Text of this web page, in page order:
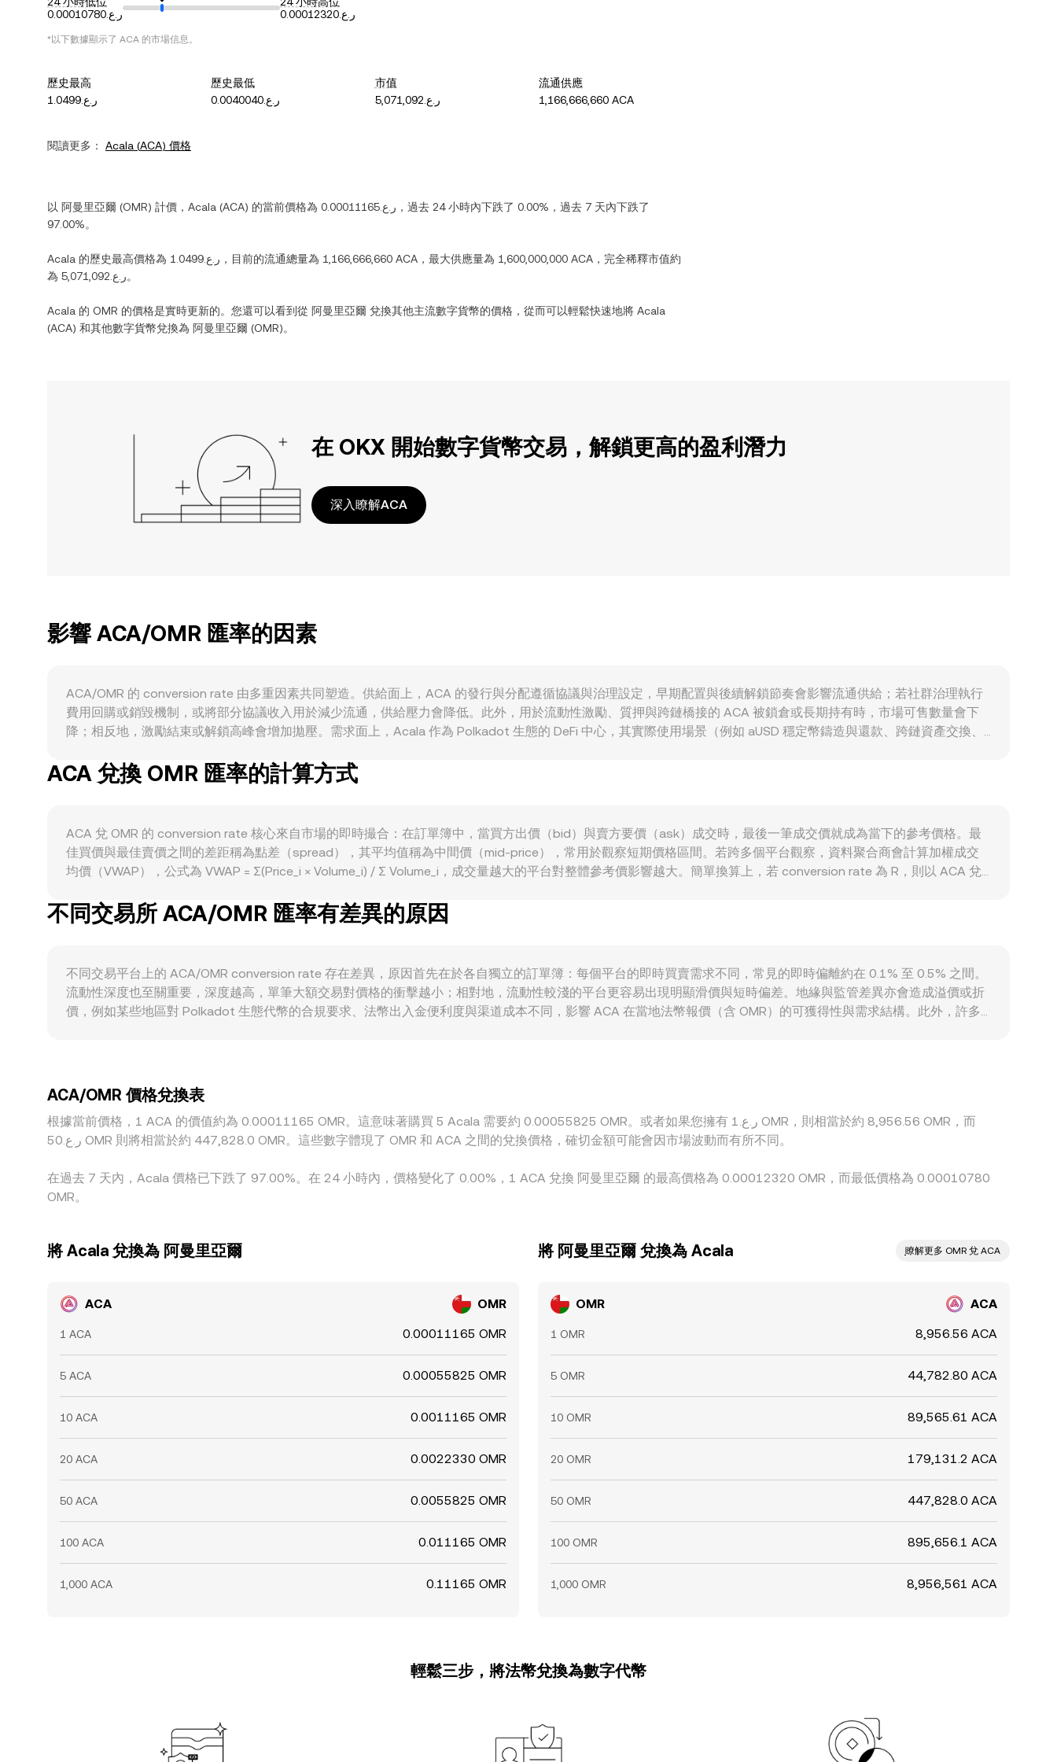
ر.ع.0.00010780
ر.ع.0.00012320
*以下數據顯示了 ACA 的市場信息。
歷史最高
ر.ع.1.0499
歷史最低
ر.ع.0.0040040
市值
ر.ع.5,071,092
流通供應
1,166,666,660 ACA
閱讀更多： Acala (ACA) 價格
以 阿曼里亞爾 (OMR) 計價， Acala (ACA) 的當前價格為 ر.ع.0.00011165 ，過去 24 小時內下跌了 0.00% ，過去 7 天內下跌了
97.00%。
Acala 的歷史最高價格為 ر.ع.1.0499 ，目前的流通總量為 1,166,666,660 ACA ，最大供應量為 1,600,000,000 ACA ，完全稀釋市值約
為
ر.ع.5,071,092。
Acala 的 OMR 的價格是實時更新的。您還可以看到從 阿曼里亞爾 兌換其他主流數字貨幣的價格，從而可以輕鬆快速地將 Acala
(ACA) 和其他數字貨幣兌換為 阿曼里亞爾 (OMR)。
在 OKX 開始數字貨幣交易，解鎖更高的盈利潛力
深入瞭解ACA
影響 ACA/OMR 匯率的因素
ACA/OMR 的 conversion rate 由多重因素共同塑造。供給面上，ACA 的發行與分配遵循協議與治理設定，早期配置與後續解鎖節奏會影響流通供給；若社群治理執行
費用回購或銷毀機制，或將部分協議收入用於減少流通，供給壓力會降低。此外，用於流動性激勵、質押與跨鏈橋接的 ACA 被鎖倉或長期持有時，市場可售數量會下
降；相反地，激勵結束或解鎖高峰會增加拋壓。需求面上，Acala 作為 Polkadot 生態的 DeFi 中心，其實際使用場景（例如 aUSD 穩定幣鑄造與還款、跨鏈資產交換、
轉弱時，投機需求下降，ACA 的短期表現易受壓力。同時，作為報價資產的 OMR 強弱會直接影響名目標價，若 OMR 相對強勢，即使 ACA 對美元持平，ACA/OMR 也
可能走低。監管方面，與 Polkadot 生態代幣的合規分類、交易所上市或下架、穩定幣政策變動，以及中東地區（含阿曼）對加密資產與法幣出入金規範的調整，都可
（俗稱「巨鯨」）的鏈上轉帳與交易所淨流入/流出，常在短期內改變市場流動性與買賣盤結構，進而對 ACA/OMR 的即時 conversion rate 造成影響。
ACA 兌換 OMR 匯率的計算方式
ACA 兌 OMR 的 conversion rate 核心來自市場的即時撮合：在訂單簿中，當買方出價（bid）與賣方要價（ask）成交時，最後一筆成交價就成為當下的參考價格。最
佳買價與最佳賣價之間的差距稱為點差（spread），其平均值稱為中間價（mid-price），常用於觀察短期價格區間。若跨多個平台觀察，資料聚合商會計算加權成交
均價（VWAP），公式為 VWAP = Σ(Price_i × Volume_i) / Σ Volume_i，成交量越大的平台對整體參考價影響越大。簡單換算上，若 conversion rate 為 R，則以 ACA 兌
ACA/aUSD 等）上具有顯著流動性，池子遵循 x × y = k 的恆定乘積公式，當 ACA 與對手資產的儲備比例改變時，價格近似為對手資產儲備除以 ACA 儲備（price =
y/x）。在實務層面，現貨訂單簿的最後成交價、各平台 VWAP 與 AMM 池中的即時池價，會共同構成市場對 ACA/OMR conversion rate 的觀測與參考。
不同交易所 ACA/OMR 匯率有差異的原因
不同交易平台上的 ACA/OMR conversion rate 存在差異，原因首先在於各自獨立的訂單簿：每個平台的即時買賣需求不同，常見的即時偏離約在 0.1% 至 0.5% 之間。
流動性深度也至關重要，深度越高，單筆大額交易對價格的衝擊越小；相對地，流動性較淺的平台更容易出現明顯滑價與短時偏差。地緣與監管差異亦會造成溢價或折
價，例如某些地區對 Polkadot 生態代幣的合規要求、法幣出入金便利度與渠道成本不同，影響 ACA 在當地法幣報價（含 OMR）的可獲得性與需求結構。此外，許多
ACA/OMR 價格兌換表
根據當前價格，1 ACA 的價值約為 0.00011165 OMR。這意味著購買 5 Acala 需要約 0.00055825 OMR。或者如果您擁有 ر.ع.1 OMR，則相當於約 8,956.56 OMR，而
ر.ع.50 OMR 則將相當於約 447,828.0 OMR。這些數字體現了 OMR 和 ACA 之間的兌換價格，確切金額可能會因市場波動而有所不同。
在過去 7 天內，Acala 價格已下跌了 97.00%。在 24 小時內，價格變化了 0.00%，1 ACA 兌換 阿曼里亞爾 的最高價格為 0.00012320 OMR，而最低價格為 0.00010780
OMR。
將 Acala 兌換為 阿曼里亞爾
ACA OMR
1 ACA 0.00011165 OMR
5 ACA 0.00055825 OMR
10 ACA 0.0011165 OMR
20 ACA 0.0022330 OMR
50 ACA 0.0055825 OMR
100 ACA 0.011165 OMR
1,000 ACA 0.11165 OMR
將 阿曼里亞爾 兌換為 Acala ִִִִִִִִִִִִִִִִִִִִִִִִִִִִִִִִִִִִִִִִִִִִִִִ瞭解更多 OMR 兌 ACA
OMR ACA
1 OMR 8,956.56 ACA
5 OMR 44,782.80 ACA
10 OMR 89,565.61 ACA
20 OMR 179,131.2 ACA
50 OMR 447,828.0 ACA
100 OMR 895,656.1 ACA
1,000 OMR 8,956,561 ACA
輕鬆三步，將法幣兌換為數字代幣